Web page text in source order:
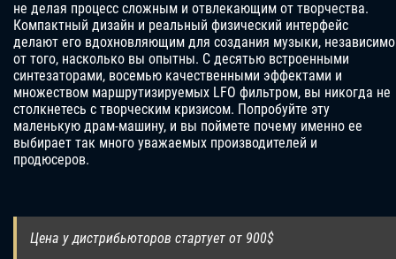
не делая процесс сложным и отвлекающим от творчества.
Компактный дизайн и реальный физический интерфейс
делают его вдохновляющим для создания музыки, независимо
от того, насколько вы опытны. С десятью встроенными
синтезаторами, восемью качественными эффектами и
множеством маршрутизируемых LFO фильтром, вы никогда не
столкнетесь с творческим кризисом. Попробуйте эту
маленькую драм-машину, и вы поймете почему именно ее
выбирает так много уважаемых производителей и
продюсеров.
Цена у дистрибьюторов стартует от 900$